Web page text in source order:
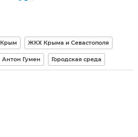
Крым ЖКХ Крыма и Севастополя
Антон Гумен Городская среда